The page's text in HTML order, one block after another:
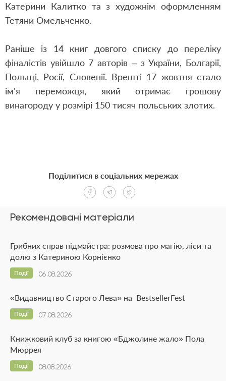
Катерини Калитко та з художнім оформленням
Тетяни Омельченко.
Раніше із 14 книг довгого списку до переліку
фіналістів увійшло 7 авторів – з України, Болгарії,
Польщі, Росії, Словенії. Врешті 17 жовтня стало
ім'я переможця, який отримає грошову
винагороду у розмірі 150 тисяч польських злотих.
Рекомендовані матеріали
Грибних справ підмайстра: розмова про магію, ліси та
долю з Катериною Корнієнко
06.08.2026
Події
«Видавництво Старого Лева» на BestsellerFest
07.08.2026
Події
Книжковий клуб за книгою «Бджолине жало» Пола
Мюррея
08.08.2026
Події
Поділитися в соціальних мережах